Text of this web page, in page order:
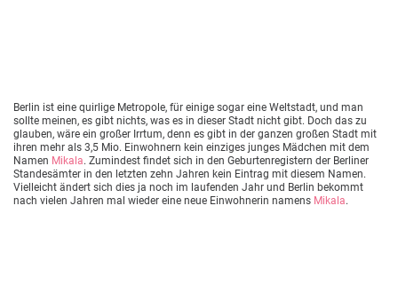
Berlin ist eine quirlige Metropole, für einige sogar eine Weltstadt, und man
sollte meinen, es gibt nichts, was es in dieser Stadt nicht gibt. Doch das zu
glauben, wäre ein großer Irrtum, denn es gibt in der ganzen großen Stadt mit
ihren mehr als 3,5 Mio. Einwohnern kein einziges junges Mädchen mit dem
Namen Mikala. Zumindest findet sich in den Geburtenregistern der Berliner
Standesämter in den letzten zehn Jahren kein Eintrag mit diesem Namen.
Vielleicht ändert sich dies ja noch im laufenden Jahr und Berlin bekommt
nach vielen Jahren mal wieder eine neue Einwohnerin namens Mikala.